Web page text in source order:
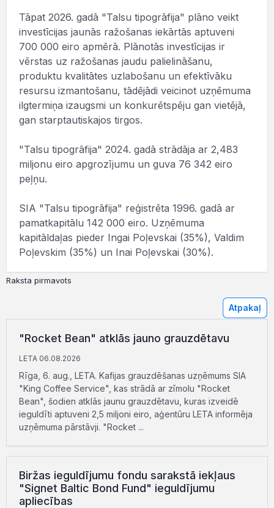
Tāpat 2026. gadā "Talsu tipogrāfija" plāno veikt
investīcijas jaunās ražošanas iekārtās aptuveni
700 000 eiro apmērā. Plānotās investīcijas ir
vērstas uz ražošanas jaudu palielināšanu,
produktu kvalitātes uzlabošanu un efektīvāku
resursu izmantošanu, tādējādi veicinot uzņēmuma
ilgtermiņa izaugsmi un konkurētspēju gan vietējā,
gan starptautiskajos tirgos.
"Talsu tipogrāfija" 2024. gadā strādāja ar 2,483
miljonu eiro apgrozījumu un guva 76 342 eiro
peļņu.
SIA "Talsu tipogrāfija" reģistrēta 1996. gadā ar
pamatkapitālu 142 000 eiro. Uzņēmuma
kapitāldaļas pieder Ingai Poļevskai (35%), Valdim
Poļevskim (35%) un Inai Poļevskai (30%).
Raksta pirmavots
Atpakaļ
"Rocket Bean" atklās jauno grauzdētavu
LETA 06.08.2026
Rīga, 6. aug., LETA. Kafijas grauzdēšanas uzņēmums SIA
"King Coffee Service", kas strādā ar zīmolu "Rocket
Bean", šodien atklās jaunu grauzdētavu, kuras izveidē
ieguldīti aptuveni 2,5 miljoni eiro, aģentūru LETA informēja
uzņēmuma pārstāvji. "Rocket ...
Biržas ieguldījumu fondu sarakstā iekļaus
"Signet Baltic Bond Fund" ieguldījumu
apliecības